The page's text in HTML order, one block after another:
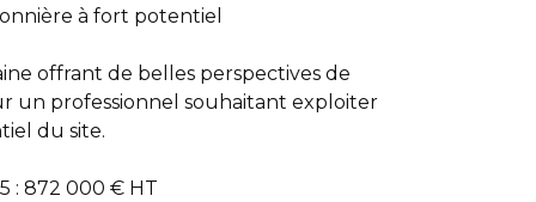
à fort potentiel
offrant de belles perspectives de
un professionnel souhaitant exploiter
du site.
: 872 000 € HT